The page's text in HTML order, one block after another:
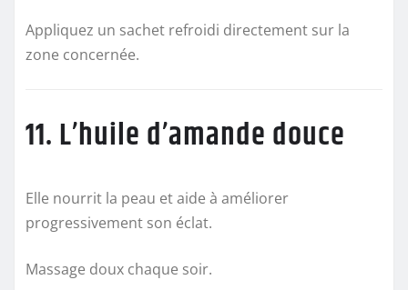
Appliquez un sachet refroidi directement sur la
zone concernée.
11. L’huile d’amande douce
Elle nourrit la peau et aide à améliorer
progressivement son éclat.
Massage doux chaque soir.